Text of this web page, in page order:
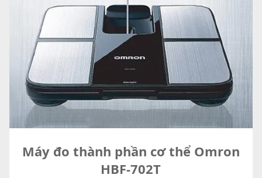
Máy đo thành phần cơ thể Omron
HBF-702T